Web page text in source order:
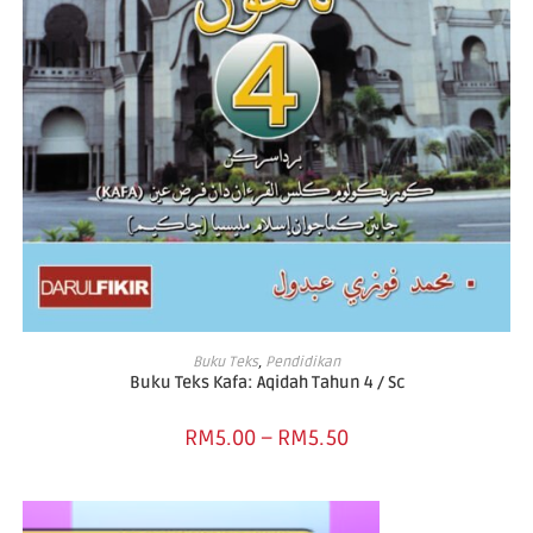
SELECT OPTIONS
Buku Teks, Pendidikan
Buku Teks Kafa: Aqidah Tahun 4 / Sc
RM5.00 – RM5.50